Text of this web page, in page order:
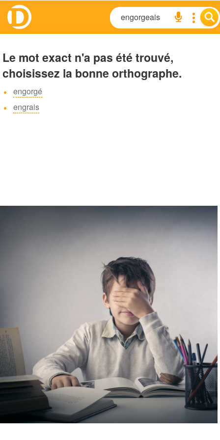
Le mot exact n'a pas été trouvé,
choisissez la bonne orthographe.
engorgé
engrais